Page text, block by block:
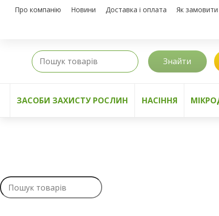
Про компанію Новини Доставка і оплата Як замовити
Знайти
ЗАСОБИ ЗАХИСТУ РОСЛИН НАСІННЯ